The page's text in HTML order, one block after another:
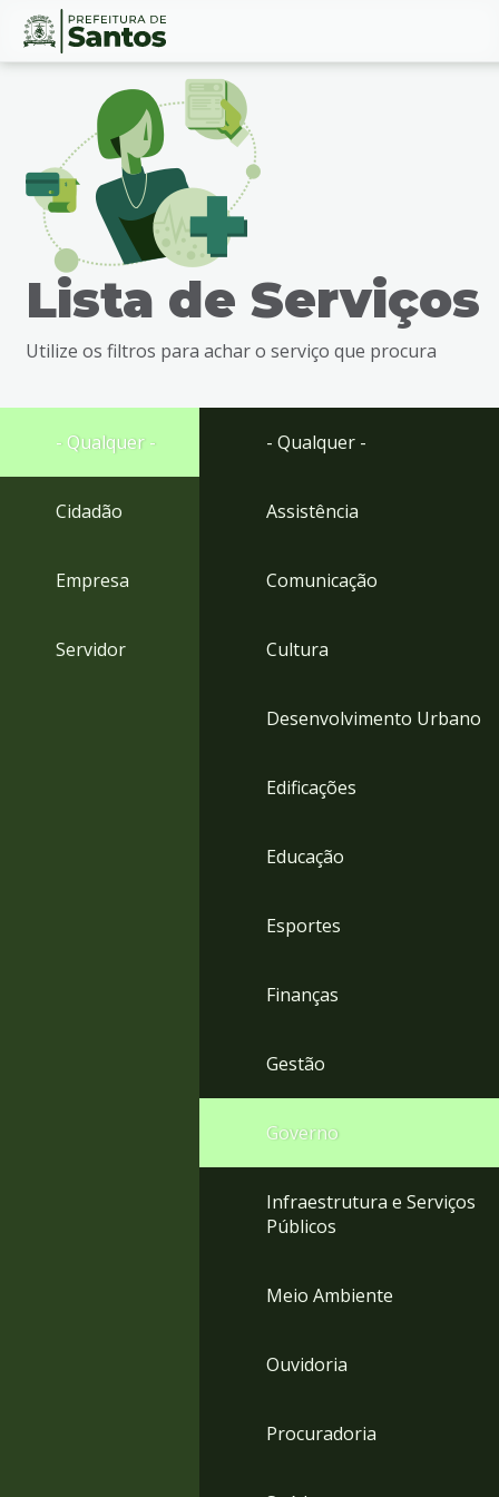
Ir
busca
Ir
rodapé
Conteúdo
Lista de Serviços
Utilize os filtros para achar o serviço que procura
- Qualquer -
Cidadão
Empresa
Servidor
- Qualquer -
Assistência
Comunicação
Cultura
Desenvolvimento Urbano
Edificações
Educação
Esportes
Finanças
Gestão
Governo
Infraestrutura e Serviços
Públicos
Meio Ambiente
Ouvidoria
Procuradoria